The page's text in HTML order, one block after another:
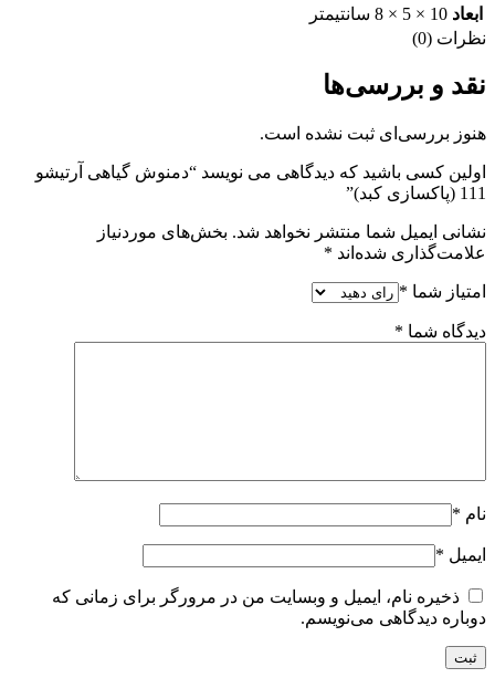
ابعاد 10 × 5 × 8 سانتیمتر
نظرات (0)
نقد و بررسی‌ها
هنوز بررسی‌ای ثبت نشده است.
اولین کسی باشید که دیدگاهی می نویسد “دمنوش گیاهی آرتیشو
111 (پاکسازی کبد)”
نشانی ایمیل شما منتشر نخواهد شد. بخش‌های موردنیاز
علامت‌گذاری شده‌اند *
امتیاز شما *
دیدگاه شما *
نام *
ایمیل *
ذخیره نام، ایمیل و وبسایت من در مرورگر برای زمانی که
دوباره دیدگاهی می‌نویسم.